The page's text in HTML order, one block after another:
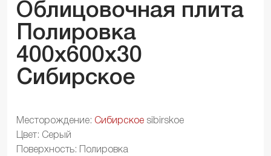
Облицовочная плита
Полировка
400x600x30
Сибирское
Месторождение: Сибирское sibirskoe
Цвет: Серый
Поверхность: Полировка